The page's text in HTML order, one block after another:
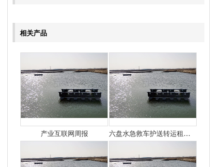
相关产品
产业互联网周报 六盘水急救车护送转运租赁收费价目表-正规救护车出租最新排名一览